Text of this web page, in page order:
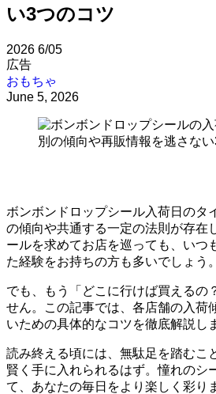
い3つのコツ
2026 6/05
広告
おもちゃ
June 5, 2026
ボンボンドロップシール入荷日のタ
の傾向や共通する一定の法則が存在
ールを求めてお店を巡っても、いつ
た経験をお持ちの方も多いでしょう。
でも、もう「どこに行けば買えるの
せん。この記事では、各店舗の入荷
いための具体的なコツを徹底解説し
読み終える頃には、無駄足を踏むこ
賢く手に入れられるはず。憧れのシ
て、あなたの毎日をより楽しく彩り